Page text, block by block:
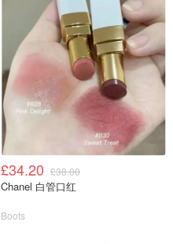
£34.20 £38.00
Chanel 白管口红
Boots